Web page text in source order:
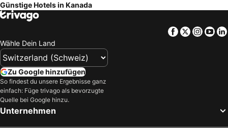
Best Western Hotel Europa Montreal Downtown
Fairmont Royal York
River Rock Casino Resort
Hotel Bonaventure Montreal
Hotel Palace Royal
Fairmont The Queen Elizabeth
Heritage Inn Hotel & Convention Centre Pincher Creek
Hôtel Le Concorde Québec
Best Western Premier Chateau Granville Hotel & Suites & Conf. Centre
Günstige Hotels in Kanada
Facebook
Twitter
Wähle Dein Land
Zu Google hinzufügen
So findest du unsere Ergebnisse ganz
einfach: Füge trivago als bevorzugte
Quelle bei Google hinzu.
Unternehmen